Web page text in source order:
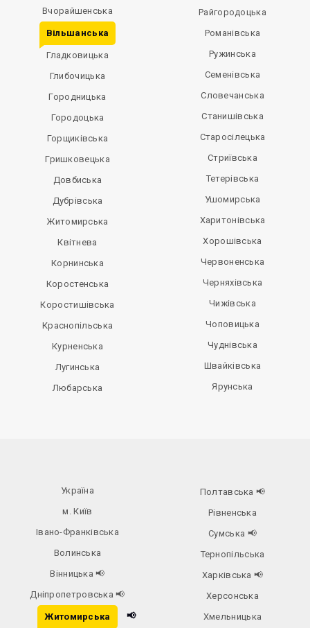
Вчорайшенська
Вільшанська
Гладковицька
Глибочицька
Городницька
Городоцька
Горщиківська
Гришковецька
Довбиська
Дубрівська
Житомирська
Квітнева
Корнинська
Коростенська
Коростишівська
Краснопільська
Курненська
Лугинська
Любарська
Райгородоцька
Романівська
Ружинська
Семенівська
Словечанська
Станишівська
Старосілецька
Стриївська
Тетерівська
Ушомирська
Харитонівська
Хорошівська
Червоненська
Черняхівська
Чижівська
Чоповицька
Чуднівська
Швайківська
Ярунська
Україна
м. Київ
Івано-Франківська
Волинська
Вінницька📢
Дніпропетровська📢
Житомирська 📢
Полтавська 📢
Рівненська
Сумська 📢
Тернопільська
Харківська 📢
Херсонська
Хмельницька